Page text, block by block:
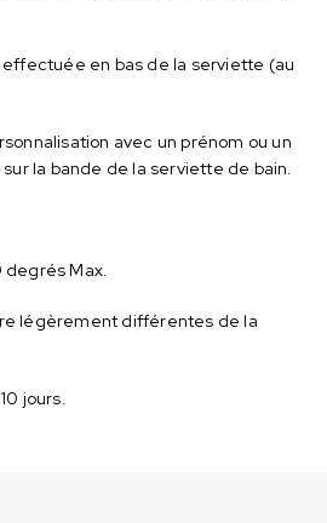
en bas de la serviette (au
avec un prénom ou un
la bande de la serviette de bain.
Max.
légèrement différentes de la
jours.